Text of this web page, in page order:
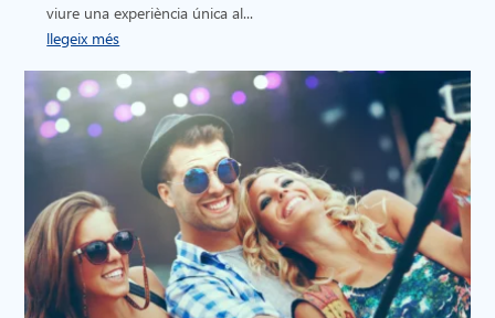
viure una experiència única al...
llegeix més